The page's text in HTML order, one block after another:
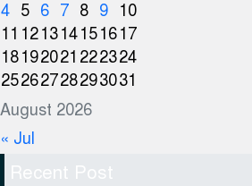
August 2026
4 5 6 7 8 9
10
11 121314151617
18192021 222324
25262728293031
« Jul
Recent Post